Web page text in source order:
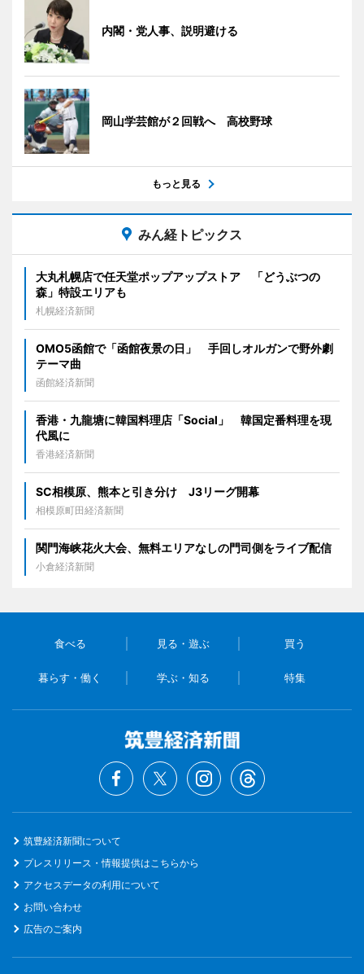
内閣・党人事、説明避ける
岡山学芸館が２回戦へ 高校野球
もっと見る
みん経トピックス
大丸札幌店で任天堂ポップアップストア 「どうぶつの
森」特設エリアも
札幌経済新聞
OMO5函館で「函館夜景の日」 手回しオルガンで野外劇
テーマ曲
函館経済新聞
香港・九龍塘に韓国料理店「Social」 韓国定番料理を現
代風に
香港経済新聞
SC相模原、熊本と引き分け J3リーグ開幕
相模原町田経済新聞
関門海峡花火大会、無料エリアなしの門司側をライブ配信
小倉経済新聞
食べる 見る・遊ぶ 買う
暮らす・働く 学ぶ・知る 特集
筑豊経済新聞について
プレスリリース・情報提供はこちらから
アクセスデータの利用について
お問い合わせ
広告のご案内